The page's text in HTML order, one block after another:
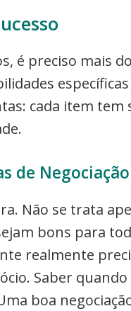
é preciso mais
cada item tem
de Negociação
Não se trata
bons para
realmente
Saber
boa